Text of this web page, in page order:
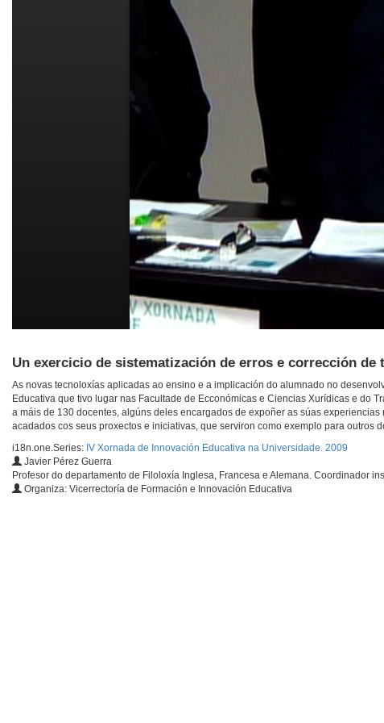
Un exercicio de sistematización de erros e corrección de
As novas tecnoloxías aplicadas ao ensino e a implicación do alumnado no
Educativa que tivo lugar nas Facultade de Ecconómicas e Ciencias Xurídicas e do
a máis de 130 docentes, algúns deles encargados de expoñer as súas
acadados cos seus proxectos e iniciativas, que serviron como exemplo para outros
i18n.one.Series: IV Xornada de Innovación Educativa na Universidade. 2009
Javier Pérez Guerra
Profesor do departamento de Filoloxía Inglesa, Francesa e Alemana. Coordinador
Organiza: Vicerrectoría de Formación e Innovación Educativa